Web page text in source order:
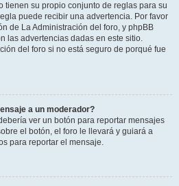
tienen su propio conjunto de reglas para su
puede recibir una advertencia. Por favor
de La Administración del foro, y phpBB
las advertencias dadas en este sitio.
del foro si no está seguro de porqué fue
a un moderador?
ver un botón para reportar mensajes
el botón, el foro le llevará y guiará a
para reportar el mensaje.